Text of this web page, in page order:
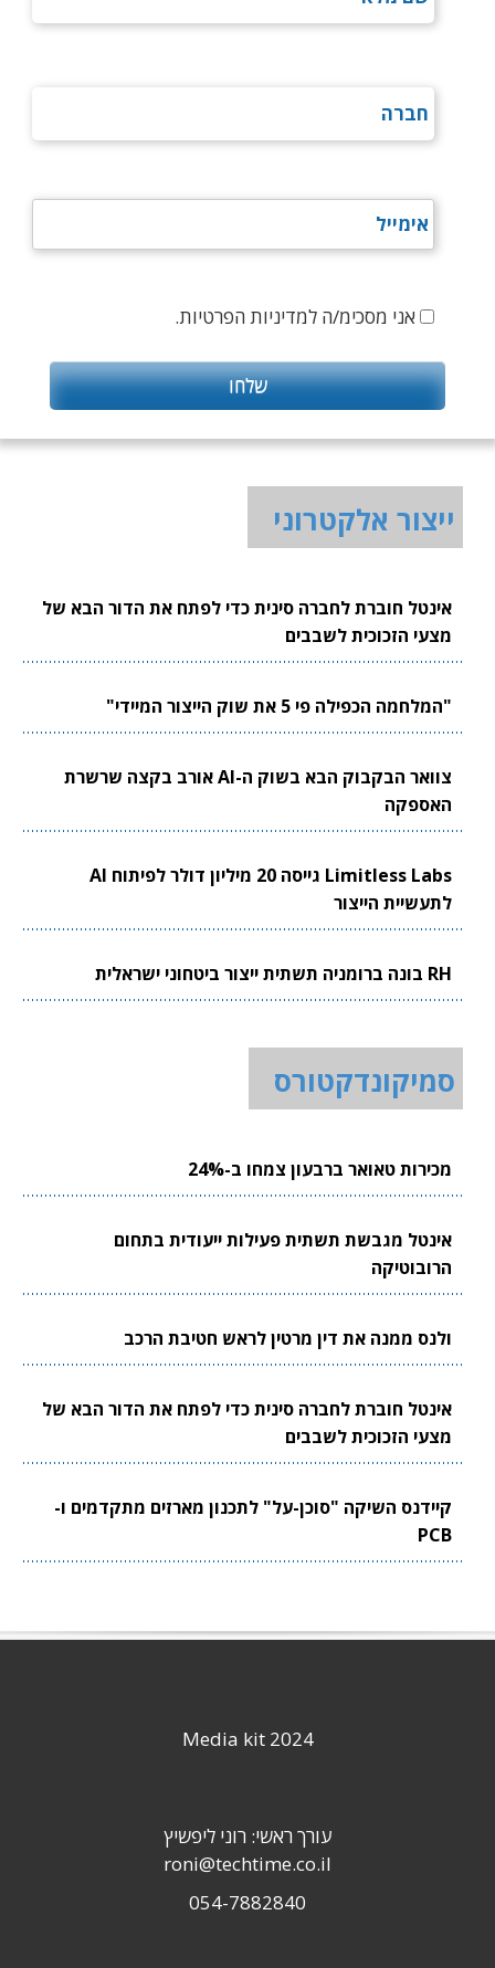
אני מסכימ/ה למדיניות הפרטיות.
ייצור אלקטרוני
אינטל חוברת לחברה סינית כדי לפתח את הדור הבא של
מצעי הזכוכית לשבבים
"המלחמה הכפילה פי 5 את שוק הייצור המיידי"
צוואר הבקבוק הבא בשוק ה-AI אורב בקצה שרשרת
האספקה
Limitless Labs גייסה 20 מיליון דולר לפיתוח AI
לתעשיית הייצור
RH בונה ברומניה תשתית ייצור ביטחוני ישראלית
סמיקונדקטורס
מכירות טאואר ברבעון צמחו ב-24%
אינטל מגבשת תשתית פעילות ייעודית בתחום
הרובוטיקה
ולנס ממנה את דין מרטין לראש חטיבת הרכב
אינטל חוברת לחברה סינית כדי לפתח את הדור הבא של
מצעי הזכוכית לשבבים
קיידנס השיקה "סוכן-על" לתכנון מארזים מתקדמים ו-
PCB
Media kit 2024
עורך ראשי: רוני ליפשיץ
roni@techtime.co.il
054-7882840